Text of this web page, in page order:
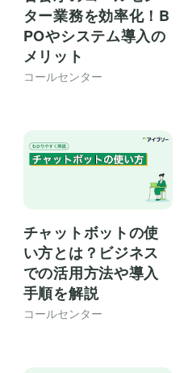
ター業務を効率化！B
POやシステム導入の
メリット
コールセンター
チャットボットの使
い方とは？ビジネス
での活用方法や導入
手順を解説
コールセンター